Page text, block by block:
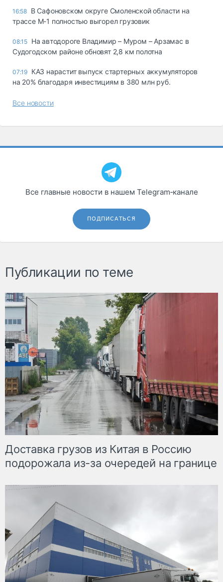
16:58 В Сафоновском округе Смоленской области на
трассе М-1 полностью выгорел грузовик
08:15 На автодороге Владимир – Муром – Арзамас в
Судогодском районе обновят 2,8 км полотна
07:19 КАЗ нарастит выпуск стартерных аккумуляторов
на 20% благодаря инвестициям в 380 млн руб.
Все новости
Все главные новости в нашем Telegram‑канале
ПОДПИСАТЬСЯ
Публикации по теме
Доставка грузов из Китая в Россию
подорожала из-за очередей на границе